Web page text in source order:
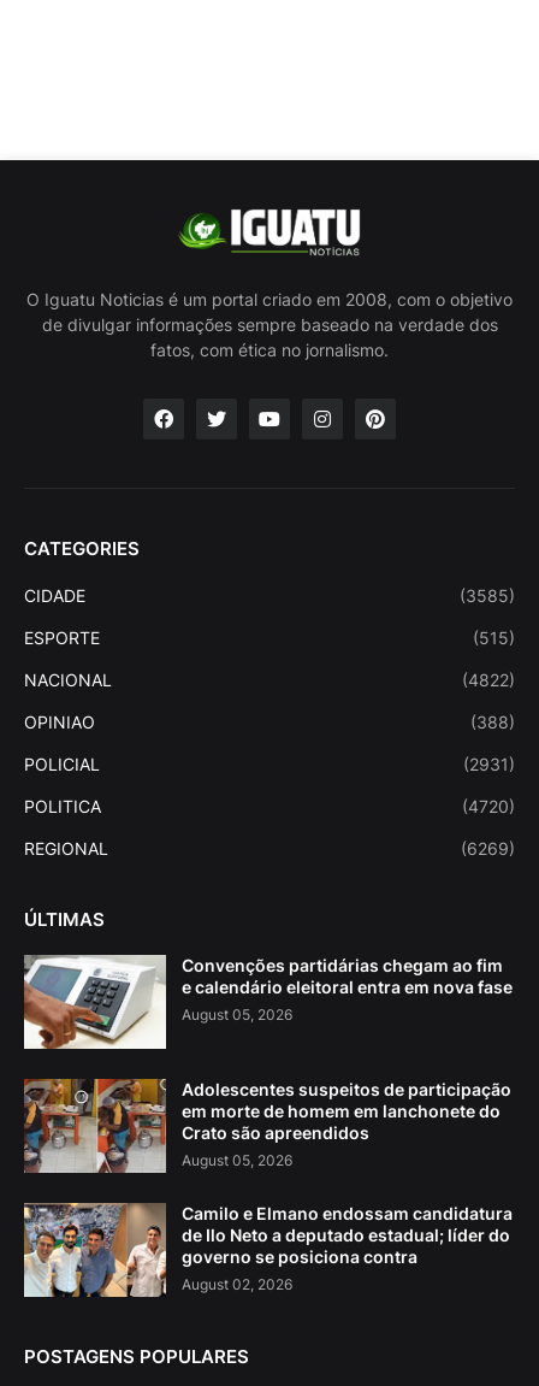
O Iguatu Noticias é um portal criado em 2008, com o objetivo
de divulgar informações sempre baseado na verdade dos
fatos, com ética no jornalismo.
CATEGORIES
CIDADE (3585)
ESPORTE (515)
NACIONAL (4822)
OPINIAO (388)
POLICIAL (2931)
POLITICA (4720)
REGIONAL (6269)
ÚLTIMAS
Convenções partidárias chegam ao fim
e calendário eleitoral entra em nova fase
August 05, 2026
Adolescentes suspeitos de participação
em morte de homem em lanchonete do
Crato são apreendidos
August 05, 2026
Camilo e Elmano endossam candidatura
de Ilo Neto a deputado estadual; líder do
governo se posiciona contra
August 02, 2026
POSTAGENS POPULARES